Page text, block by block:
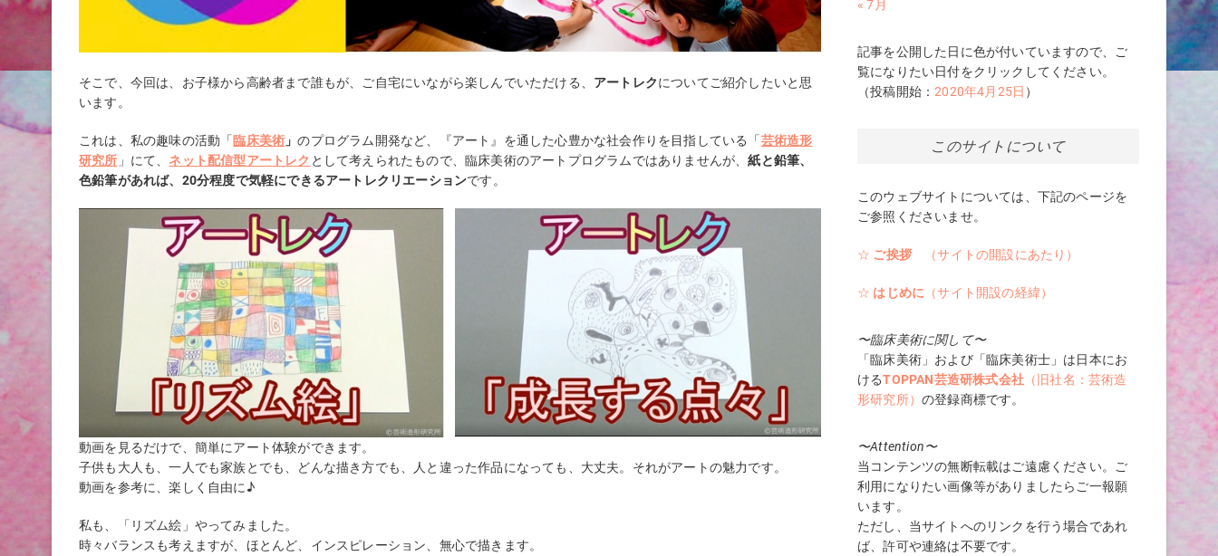
そこで、今回は、お子様から高齢者まで誰もが、ご自宅にいながら楽しんでいただける、 アートレクについてご紹介したいと思
います。
これは、私の趣味の活動「臨床美術 」のプログラム開発など、『アート』を通した心豊かな社会作りを目指している「芸術造形
研究所 」にて、ネット配信型アートレク として考えられたもので、臨床美術のアートプログラムではありませんが、紙と鉛筆、
色鉛筆があれば、20分程度で気軽にできるアートレクリエーションです。
動画を見るだけで、簡単にアート体験ができます。
子供も大人も、一人でも家族とでも、どんな描き方でも、人と違った作品になっても、大丈夫。それがアートの魅力です。
動画を参考に、楽しく自由に♪
私も、「リズム絵」やってみました。
時々バランスも考えますが、ほとんど、インスピレーション、無心で描きます。
« 7月
記事を公開した日に色が付いていますので、ご
覧になりたい日付をクリックしてください。
（投稿開始：2020年4月25日 ）
このサイトについて
このウェブサイトについては、下記のページを
ご参照くださいませ。
☆ ご挨拶 （サイトの開設にあたり）
☆ はじめに （サイト開設の経緯）
〜臨床美術に関して〜
「臨床美術」および「臨床美術士」は日本にお
けるTOPPAN芸造研株式会社 （旧社名：芸術造
形研究所） の登録商標です。
〜Attention〜
当コンテンツの無断転載はご遠慮ください。ご
利用になりたい画像等がありましたらご一報願
います。
ただし、当サイトへのリンクを行う場合であれ
ば、許可や連絡は不要です。